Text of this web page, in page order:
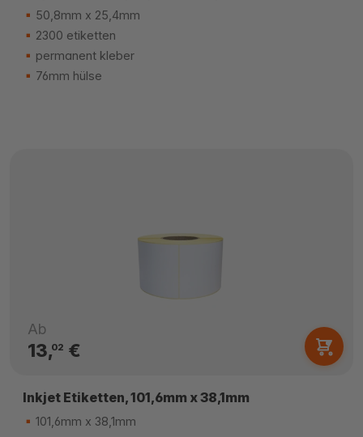
50,8mm x 25,4mm
2300 etiketten
permanent kleber
76mm hülse
Ab
13,02 €
Inkjet Etiketten, 101,6mm x 38,1mm
101,6mm x 38,1mm